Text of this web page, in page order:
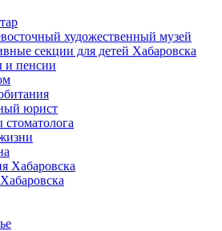
художественный музей
секции для детей Хабаровска
и пенсии
юрист
Хабаровска